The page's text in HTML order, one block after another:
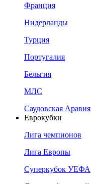
Франция
Нидерланды
Турция
Португалия
Бельгия
МЛС
Саудовская Аравия
Еврокубки
Лига чемпионов
Лига Европы
Суперкубок УЕФА